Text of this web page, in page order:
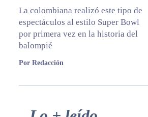
La colombiana realizó este tipo de
espectáculos al estilo Super Bowl
por primera vez en la historia del
balompié
Por Redacción
Primary